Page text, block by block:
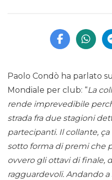
Paolo Condò ha parlato
Mondiale per club: “La
rende imprevedibile
strada fra due stagioni
partecipanti. Il collante, ça
sotto forma di premi che
ovvero gli ottavi di finale,
ragguardevoli. Andando